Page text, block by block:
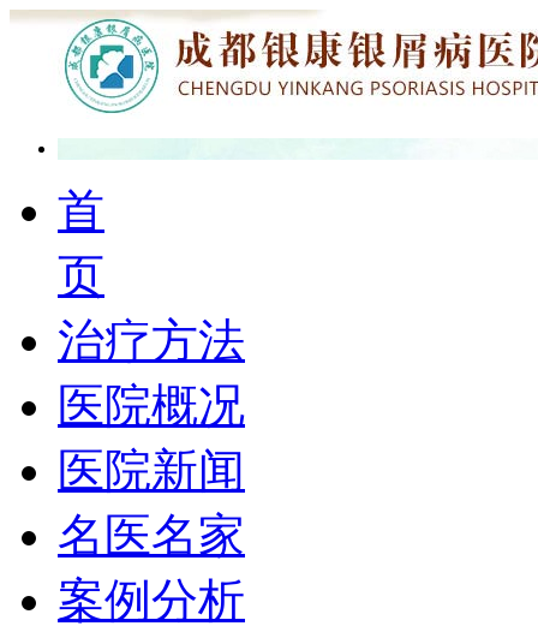
首
页
治疗方法
医院概况
医院新闻
名医名家
案例分析